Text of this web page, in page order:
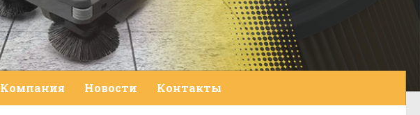
Компания Новости Контакты